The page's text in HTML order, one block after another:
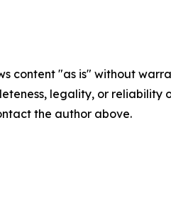
content "as is" without
legality, or
the author above.